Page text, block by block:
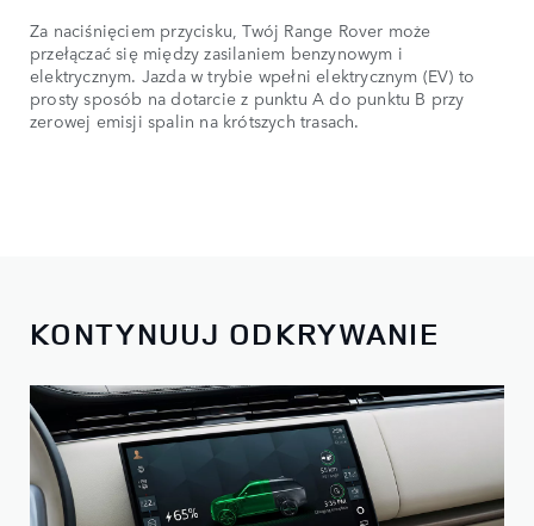
Za naciśnięciem przycisku, Twój Range Rover może
przełączać się między zasilaniem benzynowym i
elektrycznym. Jazda w trybie wpełni elektrycznym (EV) to
prosty sposób na dotarcie z punktu A do punktu B przy
zerowej emisji spalin na krótszych trasach.
KONTYNUUJ ODKRYWANIE